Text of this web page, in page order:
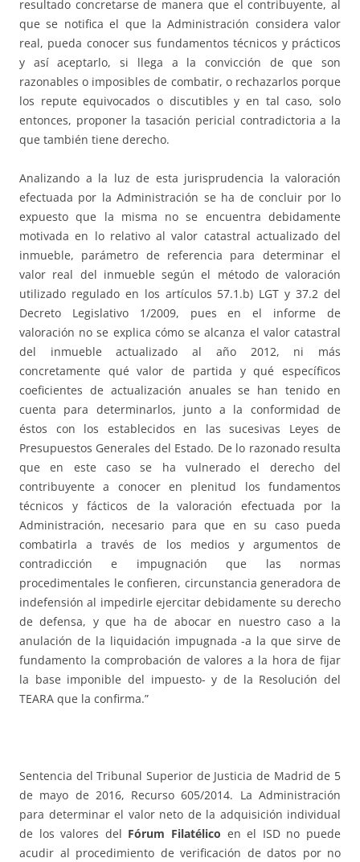
resultado concretarse de manera que el contribuyente, al
que se notifica el que la Administración considera valor
real, pueda conocer sus fundamentos técnicos y prácticos
y así aceptarlo, si llega a la convicción de que son
razonables o imposibles de combatir, o rechazarlos porque
los repute equivocados o discutibles y en tal caso, solo
entonces, proponer la tasación pericial contradictoria a la
que también tiene derecho.
Analizando a la luz de esta jurisprudencia la valoración
efectuada por la Administración se ha de concluir por lo
expuesto que la misma no se encuentra debidamente
motivada en lo relativo al valor catastral actualizado del
inmueble, parámetro de referencia para determinar el
valor real del inmueble según el método de valoración
utilizado regulado en los artículos 57.1.b) LGT y 37.2 del
Decreto Legislativo 1/2009, pues en el informe de
valoración no se explica cómo se alcanza el valor catastral
del inmueble actualizado al año 2012, ni más
concretamente qué valor de partida y qué específicos
coeficientes de actualización anuales se han tenido en
cuenta para determinarlos, junto a la conformidad de
éstos con los establecidos en las sucesivas Leyes de
Presupuestos Generales del Estado. De lo razonado resulta
que en este caso se ha vulnerado el derecho del
contribuyente a conocer en plenitud los fundamentos
técnicos y fácticos de la valoración efectuada por la
Administración, necesario para que en su caso pueda
combatirla a través de los medios y argumentos de
contradicción e impugnación que las normas
procedimentales le confieren, circunstancia generadora de
indefensión al impedirle ejercitar debidamente su derecho
de defensa, y que ha de abocar en nuestro caso a la
anulación de la liquidación impugnada -a la que sirve de
fundamento la comprobación de valores a la hora de fijar
la base imponible del impuesto- y de la Resolución del
TEARA que la confirma.”
Sentencia del Tribunal Superior de Justicia de Madrid de 5
de mayo de 2016, Recurso 605/2014. La Administración
para determinar el valor neto de la adquisición individual
de los valores del Fórum Filatélico en el ISD no puede
acudir al procedimiento de verificación de datos por no